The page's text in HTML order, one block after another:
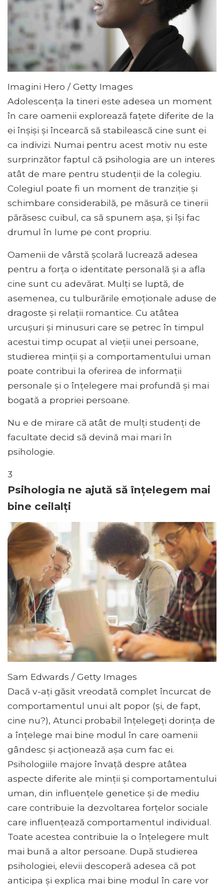
Imagini Hero / Getty Images
Adolescența la tineri este adesea un moment
în care oamenii explorează fațete diferite de la
ei înșiși și încearcă să stabilească cine sunt ei
ca indivizi. Numai pentru acest motiv nu este
surprinzător faptul că psihologia are un interes
atât de mare pentru studenții de la colegiu.
Colegiul poate fi un moment de tranziție și
schimbare considerabilă, pe măsură ce tinerii
părăsesc cuibul, ca să spunem așa, și își fac
drumul în lume pe cont propriu.
Oamenii de vârstă școlară lucrează adesea
pentru a forța o identitate personală și a afla
cine sunt cu adevărat. Mulți se luptă, de
asemenea, cu tulburările emoționale aduse de
dragoste și relații romantice. Cu atâtea
urcușuri și minusuri care se petrec în timpul
acestui timp ocupat al vieții unei persoane,
studierea minții și a comportamentului uman
poate contribui la oferirea de informații
personale și o înțelegere mai profundă și mai
bogată a propriei persoane.
Nu e de mirare că atât de mulți studenți de
facultate decid să devină mai mari în
psihologie.
3
Psihologia ne ajută să înțelegem mai
bine ceilalți
Sam Edwards / Getty Images
Dacă v-ați găsit vreodată complet încurcat de
comportamentul unui alt popor (și, de fapt,
cine nu?), Atunci probabil înțelegeți dorința de
a înțelege mai bine modul în care oamenii
gândesc și acționează așa cum fac ei.
Psihologiile majore învață despre atâtea
aspecte diferite ale minții și comportamentului
uman, din influențele genetice și de mediu
care contribuie la dezvoltarea forțelor sociale
care influențează comportamentul individual.
Toate acestea contribuie la o înțelegere mult
mai bună a altor persoane. După studierea
psihologiei, elevii descoperă adesea că pot
anticipa și explica mai bine modul în care vor